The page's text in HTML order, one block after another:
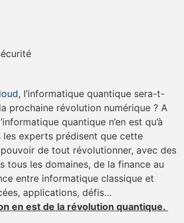
, l’informatique quantique sera-t-
prochaine révolution numérique ? A
quantique n’en est qu’à
les experts prédisent que cette
de tout révolutionner, avec des
tous les domaines, de la finance au
entre informatique classique et
applications, défis…
en est de la révolution quantique.